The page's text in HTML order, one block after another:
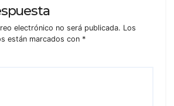
electrónico no será publicada. Los
están marcados con *